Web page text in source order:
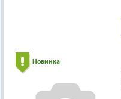
Новинка